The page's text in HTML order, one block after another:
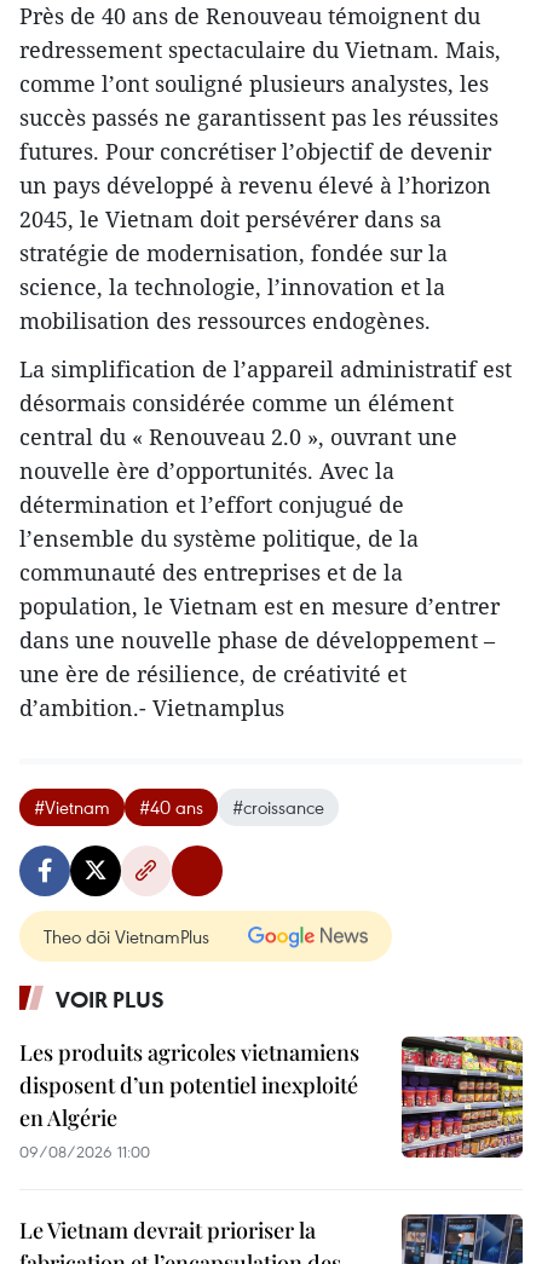
Près de 40 ans de Renouveau témoignent du
redressement spectaculaire du Vietnam. Mais,
comme l’ont souligné plusieurs analystes, les
succès passés ne garantissent pas les réussites
futures. Pour concrétiser l’objectif de devenir
un pays développé à revenu élevé à l’horizon
2045, le Vietnam doit persévérer dans sa
stratégie de modernisation, fondée sur la
science, la technologie, l’innovation et la
mobilisation des ressources endogènes.
La simplification de l’appareil administratif est
désormais considérée comme un élément
central du « Renouveau 2.0 », ouvrant une
nouvelle ère d’opportunités. Avec la
détermination et l’effort conjugué de
l’ensemble du système politique, de la
communauté des entreprises et de la
population, le Vietnam est en mesure d’entrer
dans une nouvelle phase de développement –
une ère de résilience, de créativité et
d’ambition.- Vietnamplus
#Vietnam #40 ans #croissance
Theo dõi VietnamPlus
VOIR PLUS
Les produits agricoles vietnamiens
disposent d’un potentiel inexploité
en Algérie
09/08/2026 11:00
Le Vietnam devrait prioriser la